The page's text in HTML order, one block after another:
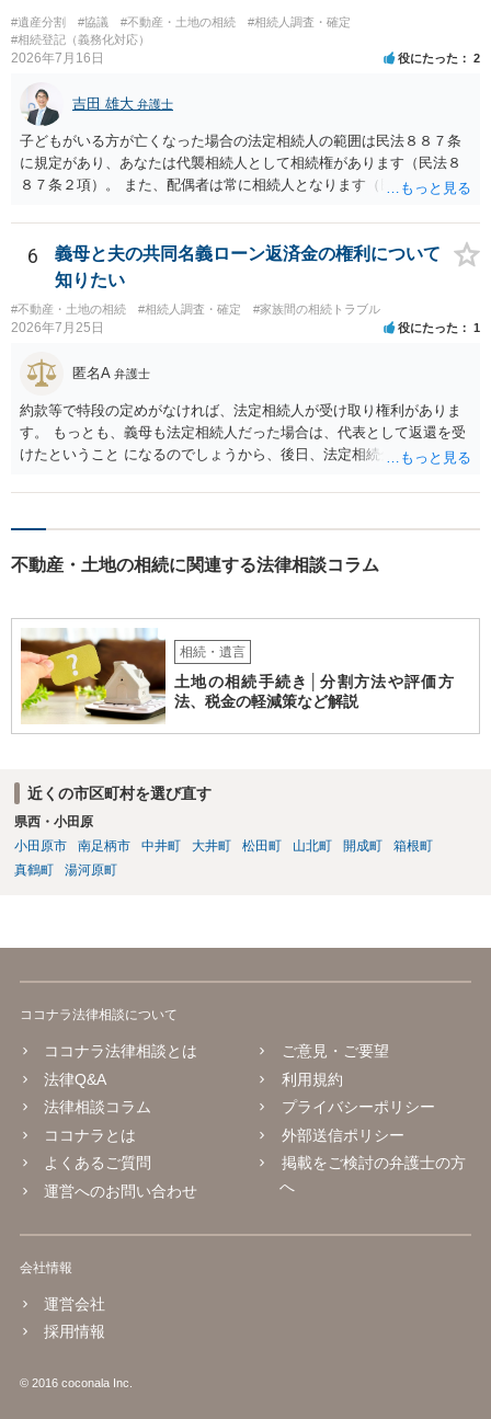
ないということでしょうか。遺言で、受取を指定されててもいらない
と拒否することはできます。理由を説明する必要はありません。
#遺産分割 #協議 #不動産・土地の相続
#相続人調査・確定
#相続登記（義務化対応）
2026年7月16日 役にたった 2
吉田 雄大 弁護士
子どもがいる方が亡くなった場合の法定相続人の範囲は民法８８７条
に規定があり、あなたは代襲相続人として相続権があります（民法８
８７条２項）。 また、配偶者は常に相続人となります（民法８９０
も相続権があります。つまり、孫５人に加えて「おじ又はおば」にも
相続権がある可能性があります。
6
義母と夫の共同名義ローン返済金の権利について
知りたい
#不動産・土地の相続 #相続人調査・確定 #家族間の相続トラブル
2026年7月25日 役にたった 1
匿名A 弁護士
約款等で特段の定めがなければ、法定相続人が受け取り権利がありま
す。 もっとも、義母も法定相続人だった場合は、代表として返還を受
けたということ になるのでしょうから、後日、法定相続分に基づいて
不動産・土地の相続に関連する法律相談コラム
相続・遺言
土地の相続手続き│分割方法や評価方
法、税金の軽減策など解説
近くの市区町村を選び直す
県西・小田原
小田原市
南足柄市 中井町 大井町 松田町 山北町 開成町
箱根町
真鶴町
湯河原町
ココナラ法律相談について
ココナラ法律相談とは
法律Q&A
法律相談コラム
ココナラとは
よくあるご質問
運営へのお問い合わせ
ご意見・ご要望
利用規約
プライバシーポリシー
外部送信ポリシー
掲載をご検討の弁護士の方
へ
会社情報
運営会社
採用情報
© 2016 coconala Inc.